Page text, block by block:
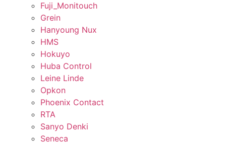
Fuji_Monitouch
Grein
Hanyoung Nux
HMS
Hokuyo
Huba Control
Leine Linde
Opkon
Phoenix Contact
RTA
Sanyo Denki
Seneca